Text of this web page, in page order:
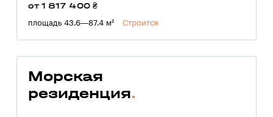
от 1 817 400 ₴
площадь 43.6—87.4 м² Строится
Морская
резиденция